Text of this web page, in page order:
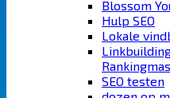
Blossom
Hulp SEO
Lokale
SEO testen